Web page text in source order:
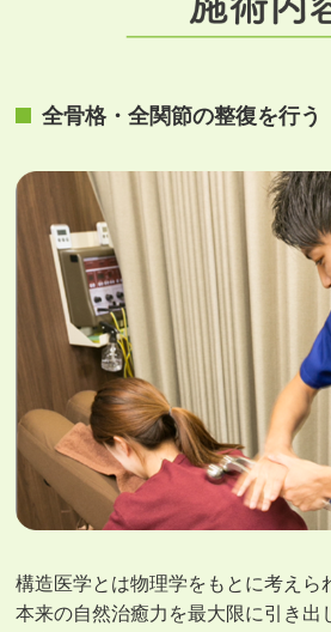
全⾻格・全関節の整復を⾏う
構造医学とは物理学をもとに考えら
本来の自然治癒力を最大限に引き出